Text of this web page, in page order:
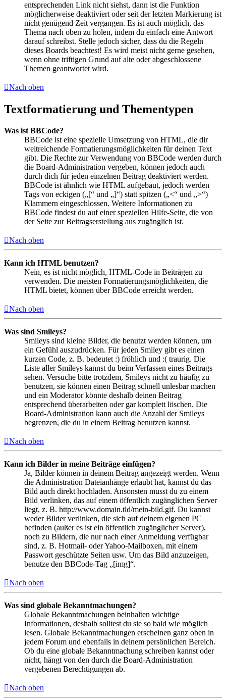
entsprechenden Link nicht siehst, dann ist die Funktion
möglicherweise deaktiviert oder seit der letzten Markierung ist
nicht genügend Zeit vergangen. Es ist auch möglich, das
Thema nach oben zu holen, indem du einfach eine Antwort
darauf schreibst. Stelle jedoch sicher, dass du die Regeln
dieses Boards beachtest! Es wird meist nicht gerne gesehen,
wenn ohne triftigen Grund auf alte oder abgeschlossene
Themen geantwortet wird.
Nach oben
Textformatierung und Thementypen
Was ist BBCode?
BBCode ist eine spezielle Umsetzung von HTML, die dir
weitreichende Formatierungsmöglichkeiten für deinen Text
gibt. Die Rechte zur Verwendung von BBCode werden durch
die Board-Administration vergeben, können jedoch auch
durch dich für jeden einzelnen Beitrag deaktiviert werden.
BBCode ist ähnlich wie HTML aufgebaut, jedoch werden
Tags von eckigen („[“ und „]“) statt spitzen („<“ und „>“)
Klammern eingeschlossen. Weitere Informationen zu
BBCode findest du auf einer speziellen Hilfe-Seite, die von
der Seite zur Beitragserstellung aus zugänglich ist.
Nach oben
Kann ich HTML benutzen?
Nein, es ist nicht möglich, HTML-Code in Beiträgen zu
verwenden. Die meisten Formatierungsmöglichkeiten, die
HTML bietet, können über BBCode erreicht werden.
Nach oben
Was sind Smileys?
Smileys sind kleine Bilder, die benutzt werden können, um
ein Gefühl auszudrücken. Für jeden Smiley gibt es einen
kurzen Code, z. B. bedeutet :) fröhlich und :( traurig. Die
Liste aller Smileys kannst du beim Verfassen eines Beitrags
sehen. Versuche bitte trotzdem, Smileys nicht zu häufig zu
benutzen, sie können einen Beitrag schnell unlesbar machen
und ein Moderator könnte deshalb deinen Beitrag
entsprechend überarbeiten oder gar komplett löschen. Die
Board-Administration kann auch die Anzahl der Smileys
begrenzen, die du in einem Beitrag benutzen kannst.
Nach oben
Kann ich Bilder in meine Beiträge einfügen?
Ja, Bilder können in deinem Beitrag angezeigt werden. Wenn
die Administration Dateianhänge erlaubt hat, kannst du das
Bild auch direkt hochladen. Ansonsten musst du zu einem
Bild verlinken, das auf einem öffentlich zugänglichen Server
liegt, z. B. http://www.domain.tld/mein-bild.gif. Du kannst
weder Bilder verlinken, die sich auf deinem eigenen PC
befinden (außer es ist ein öffentlich zugänglicher Server),
noch zu Bildern, die nur nach einer Anmeldung verfügbar
sind, z. B. Hotmail- oder Yahoo-Mailboxen, mit einem
Passwort geschützte Seiten usw. Um das Bild anzuzeigen,
benutze den BBCode-Tag „[img]“.
Nach oben
Was sind globale Bekanntmachungen?
Globale Bekanntmachungen beinhalten wichtige
Informationen, deshalb solltest du sie so bald wie möglich
lesen. Globale Bekanntmachungen erscheinen ganz oben in
jedem Forum und ebenfalls in deinem persönlichen Bereich.
Ob du eine globale Bekanntmachung schreiben kannst oder
nicht, hängt von den durch die Board-Administration
vergebenen Berechtigungen ab.
Nach oben